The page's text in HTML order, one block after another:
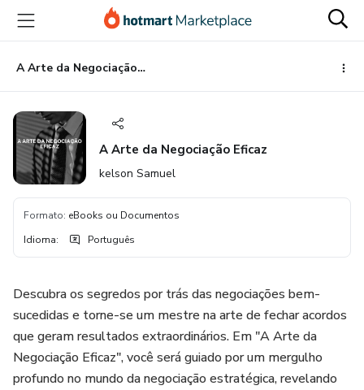
para
conteúdo
principal
para
pagamento
para
rodapé
A Arte da Negociação Eficaz
A Arte da Negociação Eficaz
kelson Samuel
Formato: eBooks ou Documentos
Idioma: Português
Descubra os segredos por trás das negociações bem-
sucedidas e torne-se um mestre na arte de fechar acordos
que geram resultados extraordinários. Em "A Arte da
Negociação Eficaz", você será guiado por um mergulho
profundo no mundo da negociação estratégica, revelando